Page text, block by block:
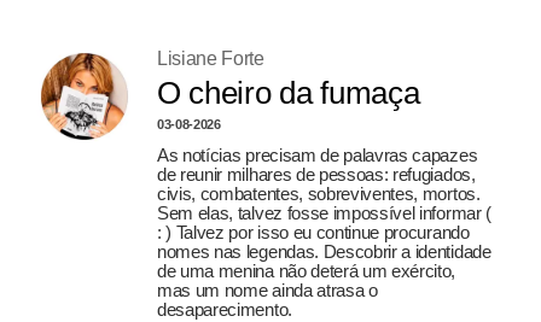
Lisiane Forte
O cheiro da fumaça
03-08-2026
As notícias precisam de palavras capazes
de reunir milhares de pessoas: refugiados,
civis, combatentes, sobreviventes, mortos.
Sem elas, talvez fosse impossível informar (
: ) Talvez por isso eu continue procurando
nomes nas legendas. Descobrir a identidade
de uma menina não deterá um exército,
mas um nome ainda atrasa o
desaparecimento.